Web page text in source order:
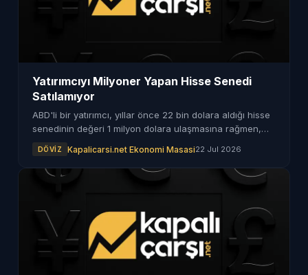
Yatırımcıyı Milyoner Yapan Hisse Senedi
Satılamıyor
ABD'li bir yatırımcı, yıllar önce 22 bin dolara aldığı hisse
senedinin değeri 1 milyon dolara ulaşmasına rağmen,
DÖVIZ Kapalicarsi.net Ekonomi Masasi22 Jul 2026